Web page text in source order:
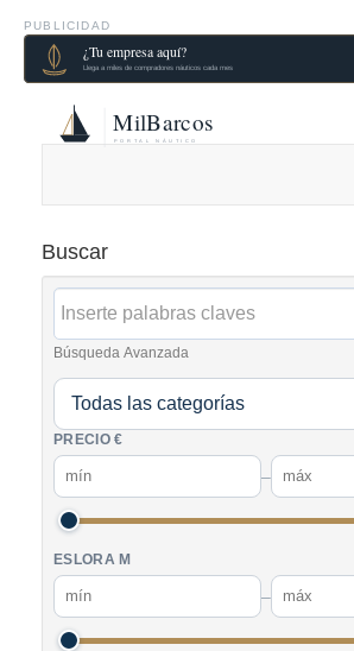
PUBLICIDAD
Buscar
Búsqueda Avanzada
PRECIO €
–
ESLORA M
–